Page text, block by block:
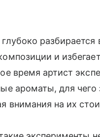
и
время артист
ароматы, для
внимания на их